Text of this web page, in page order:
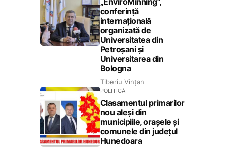
conferință
internațională
organizată de
Universitatea din
Petroșani și
Universitarea din
Bologna
Tiberiu Vințan
POLITICĂ
Clasamentul primarilor
nou aleși din
municipiile, orașele și
comunele din județul
Hunedoara